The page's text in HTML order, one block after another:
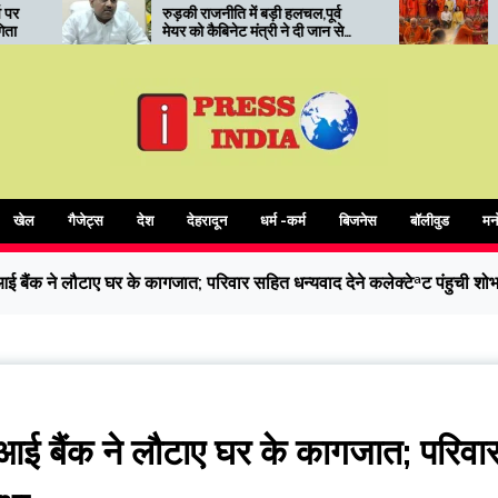
में बड़ी हलचल,पूर्व
मंत्री ने दी जान से
रुड़की में कोर यूनिवर्सिटी का ‘सनातन
मंथन’: संत सम्मेलन में आध्यात्मिक
शिक्षा और संस्कारों पर जोर
खेल गैजेट्स देश देहरादून धर्म -कर्म बिजनेस बॉलीवुड
बैंक ने लौटाए घर के कागजात; परिवार सहित धन्यवाद देने कलेक्टेªट पंहुची
बैंक ने लौटाए घर के कागजात;